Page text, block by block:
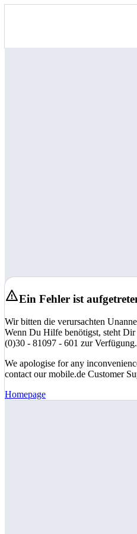
Ein Fehler ist
Wir bitten die verursachten
Wenn Du Hilfe benötigst, steht
(0)30 - 81097 - 601 zur Verfügung.
We apologise for any
contact our mobile.de Customer
Homepage